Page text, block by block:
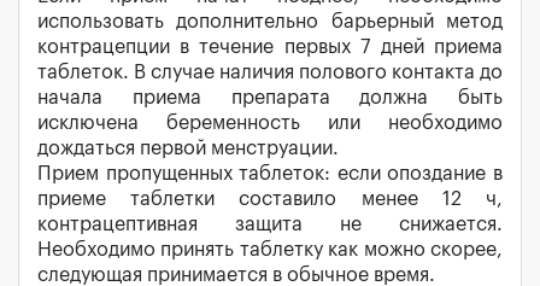
использовать дополнительно барьерный метод
контрацепции в течение первых 7 дней приема
таблеток. В случае наличия полового контакта до
начала приема препарата должна быть
исключена беременность или необходимо
дождаться первой менструации.
Прием пропущенных таблеток: если опоздание в
приеме таблетки составило менее 12 ч,
контрацептивная защита не снижается.
Необходимо принять таблетку как можно скорее,
следующая принимается в обычное время.